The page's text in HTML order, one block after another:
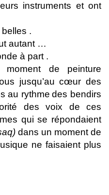
instruments et ont
.
autant …
à part .
de peinture
jusqu’au cœur des
au rythme des bendirs
des voix de ces
qui se répondaient
dans un moment de
ne faisaient plus